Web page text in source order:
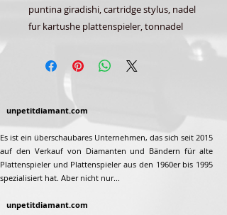
puntina giradishi, cartridge stylus, nadel
fur kartushe plattenspieler, tonnadel
unpetitdiamant.com
Es ist ein überschaubares Unternehmen, das sich seit 2015
auf den Verkauf von Diamanten und Bändern für alte
Plattenspieler und Plattenspieler aus den 1960er bis 1995
spezialisiert hat. Aber nicht nur...
unpetitdiamant.com